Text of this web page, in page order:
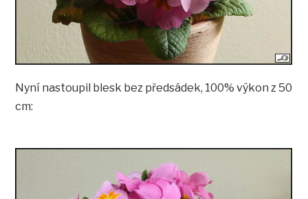
Nyní nastoupil blesk bez předsádek, 100% výkon z 50
cm: